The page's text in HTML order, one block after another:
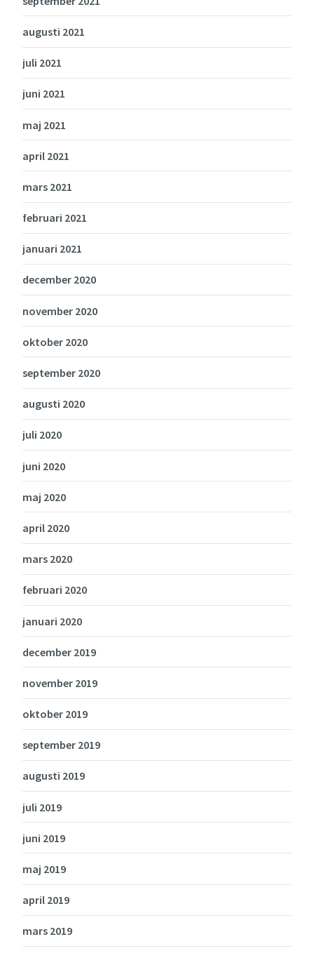
augusti 2021
juli 2021
juni 2021
maj 2021
april 2021
mars 2021
februari 2021
januari 2021
december 2020
november 2020
oktober 2020
september 2020
augusti 2020
juli 2020
juni 2020
maj 2020
april 2020
mars 2020
februari 2020
januari 2020
december 2019
november 2019
oktober 2019
september 2019
augusti 2019
juli 2019
juni 2019
maj 2019
april 2019
mars 2019